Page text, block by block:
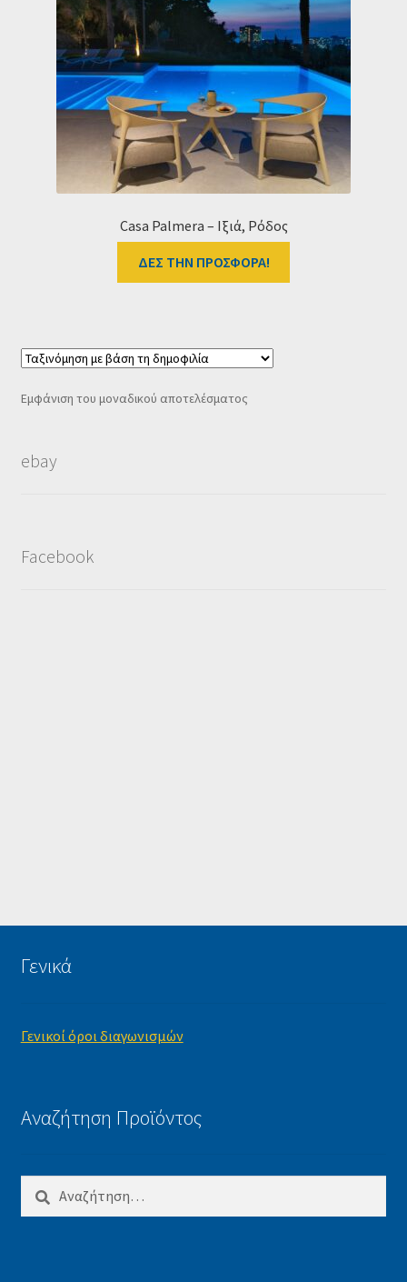
Ο λογαριασμός μου
Ταμείο
HOME
Casa Palmera – Ιξιά, Ρόδος
ΔΕΣ ΤΗΝ ΠΡΟΣΦΟΡΑ!
Εμφάνιση του μοναδικού αποτελέσματος
ebay
Facebook
Γενικά
Γενικοί όροι διαγωνισμών
Αναζήτηση Προϊόντος
Αναζήτηση